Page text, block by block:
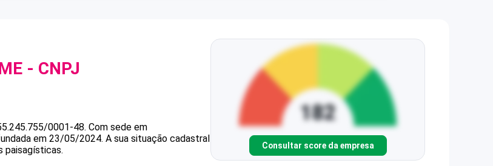
- CNPJ
0001-48. Com sede em
em 23/05/2024. A sua situação cadastral
paisagísticas. Consultar score da empresa